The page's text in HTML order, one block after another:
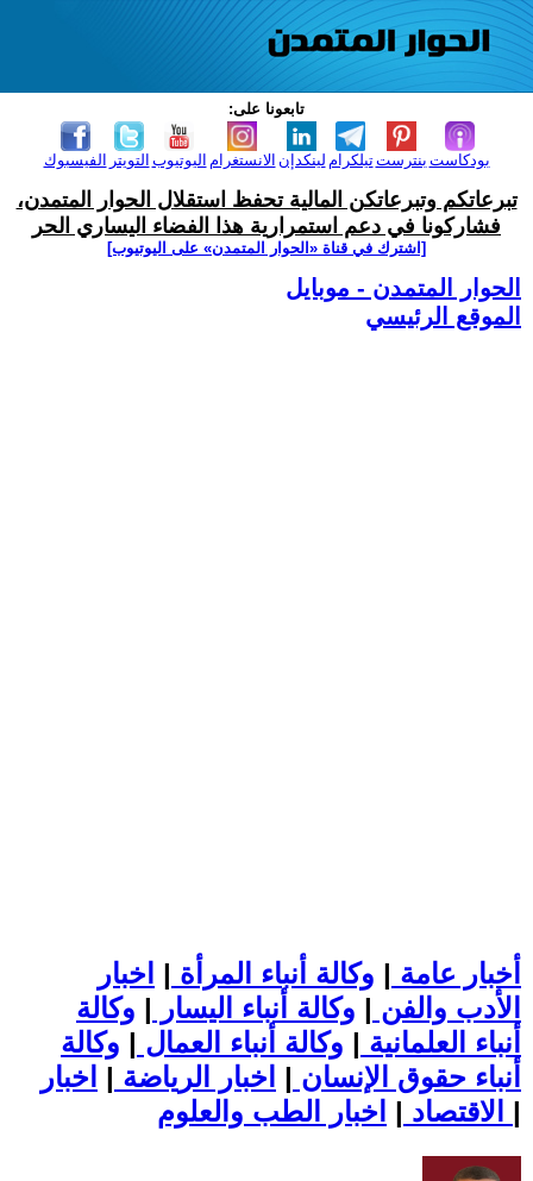
تابعونا على:
الفيسبوك التويتر اليوتيوب الانستغرام لينكدإن تيلكرامبنترست بودكاست
تبرعاتكم وتبرعاتكن المالية تحفظ استقلال الحوار المتمدن،
فشاركونا في دعم استمرارية هذا الفضاء اليساري الحر
[اشترك في قناة ‫«الحوار المتمدن» على اليوتيوب]
الحوار المتمدن - موبايل
الموقع الرئيسي
أخبار عامة | وكالة أنباء المرأة | اخبار
الأدب والفن | وكالة أنباء اليسار | وكالة
أنباء العلمانية | وكالة أنباء العمال | وكالة
أنباء حقوق الإنسان | اخبار الرياضة | اخبار
الاقتصاد | |